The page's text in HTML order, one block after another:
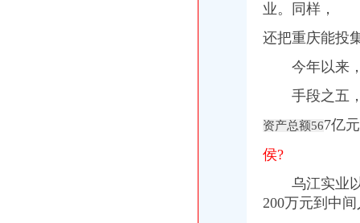
重庆德邦物流有限公司青木关分公司联系方式_信用报告_工商信息-启
【重庆利达气体有限公司青木关分公司工商信息】-阿土伯工商信息查询
【中国电信重庆市沙坪坝分公司青木关支局】中国电信重庆市沙坪坝
中国工商银行股份有限公司重庆青木关支行联系方式_信用报告_工商信
【重庆分公司/代表处负责人简历_应聘重庆分公司/代表处负责人求职简
【重庆青木关税务登记|税务登记证办理|代理税务登记】-重庆赶集网
【58同城】重庆沙坪坝青木关育婴师_育儿嫂_青木关高级育婴师公司
业。同样，
还把重庆能投
今年以来
手段之五
资产总额567亿
侯?
乌江实业以
200万元到中